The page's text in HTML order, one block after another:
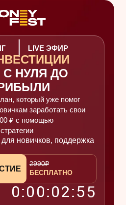
LIVE ЭФИР
С НУЛЯ ДО
который уже помог
заработать свои
₽ с помощью
новичков, поддержка
БЕСПЛАТНО
2990₽
0:00:02:54